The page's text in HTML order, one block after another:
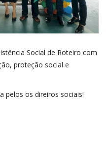
Social de Roteiro com
proteção social e
pelos os direiros sociais!